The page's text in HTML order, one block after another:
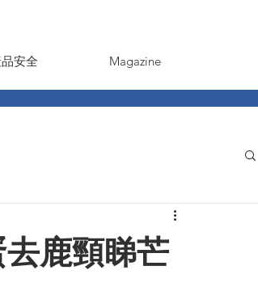
安全 Magazine
鹿頸睇芒